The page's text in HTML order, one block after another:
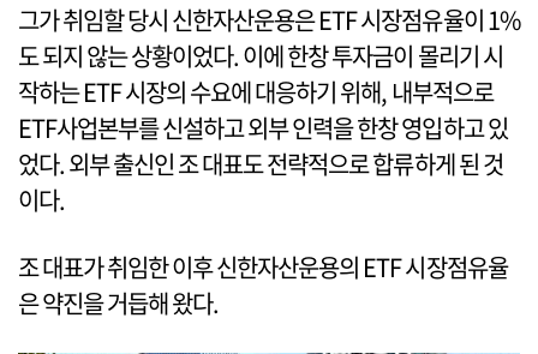
그가 취임할 당시 신한자산운용은 ETF 시장점유율이 1%
도 되지 않는 상황이었다. 이에 한창 투자금이 몰리기 시
작하는 ETF 시장의 수요에 대응하기 위해, 내부적으로
ETF사업본부를 신설하고 외부 인력을 한창 영입하고 있
었다. 외부 출신인 조 대표도 전략적으로 합류하게 된 것
이다.
조 대표가 취임한 이후 신한자산운용의 ETF 시장점유율
은 약진을 거듭해 왔다.